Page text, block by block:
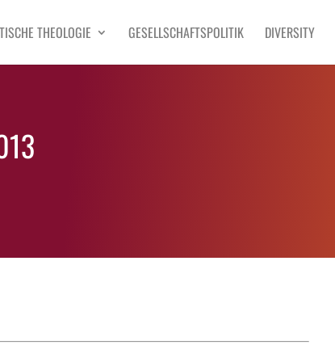
THEOLOGIE GESELLSCHAFTSPOLITIK DIVERSITY